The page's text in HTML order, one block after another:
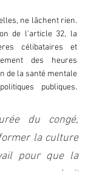
ne lâchent rien.
de l'article 32, la
célibataires et
des heures
de la santé mentale
publiques.
du congé,
la culture
pour que la